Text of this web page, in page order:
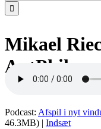
efter:
Mikael
Podcast: Afspil i nyt
46.3MB) | Indsæt